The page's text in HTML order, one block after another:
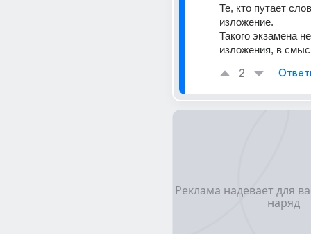
Те, кто путает
изложение.
Такого экзамена
изложения, в
2